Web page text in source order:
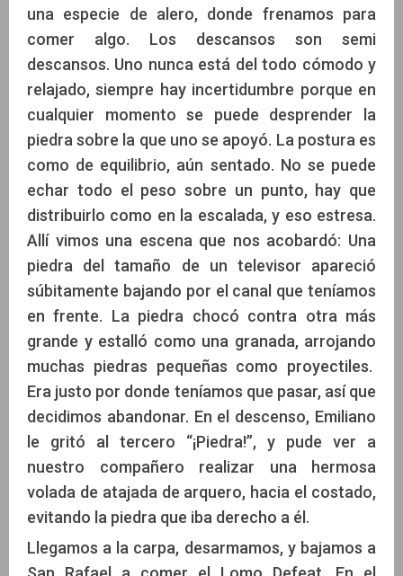
una especie de alero, donde frenamos para
comer algo. Los descansos son semi
descansos. Uno nunca está del todo cómodo y
relajado, siempre hay incertidumbre porque en
cualquier momento se puede desprender la
piedra sobre la que uno se apoyó. La postura es
como de equilibrio, aún sentado. No se puede
echar todo el peso sobre un punto, hay que
distribuirlo como en la escalada, y eso estresa.
Allí vimos una escena que nos acobardó: Una
piedra del tamaño de un televisor apareció
súbitamente bajando por el canal que teníamos
en frente. La piedra chocó contra otra más
grande y estalló como una granada, arrojando
muchas piedras pequeñas como proyectiles.
Era justo por donde teníamos que pasar, así que
decidimos abandonar. En el descenso, Emiliano
le gritó al tercero “¡Piedra!”, y pude ver a
nuestro compañero realizar una hermosa
volada de atajada de arquero, hacia el costado,
evitando la piedra que iba derecho a él.
Llegamos a la carpa, desarmamos, y bajamos a